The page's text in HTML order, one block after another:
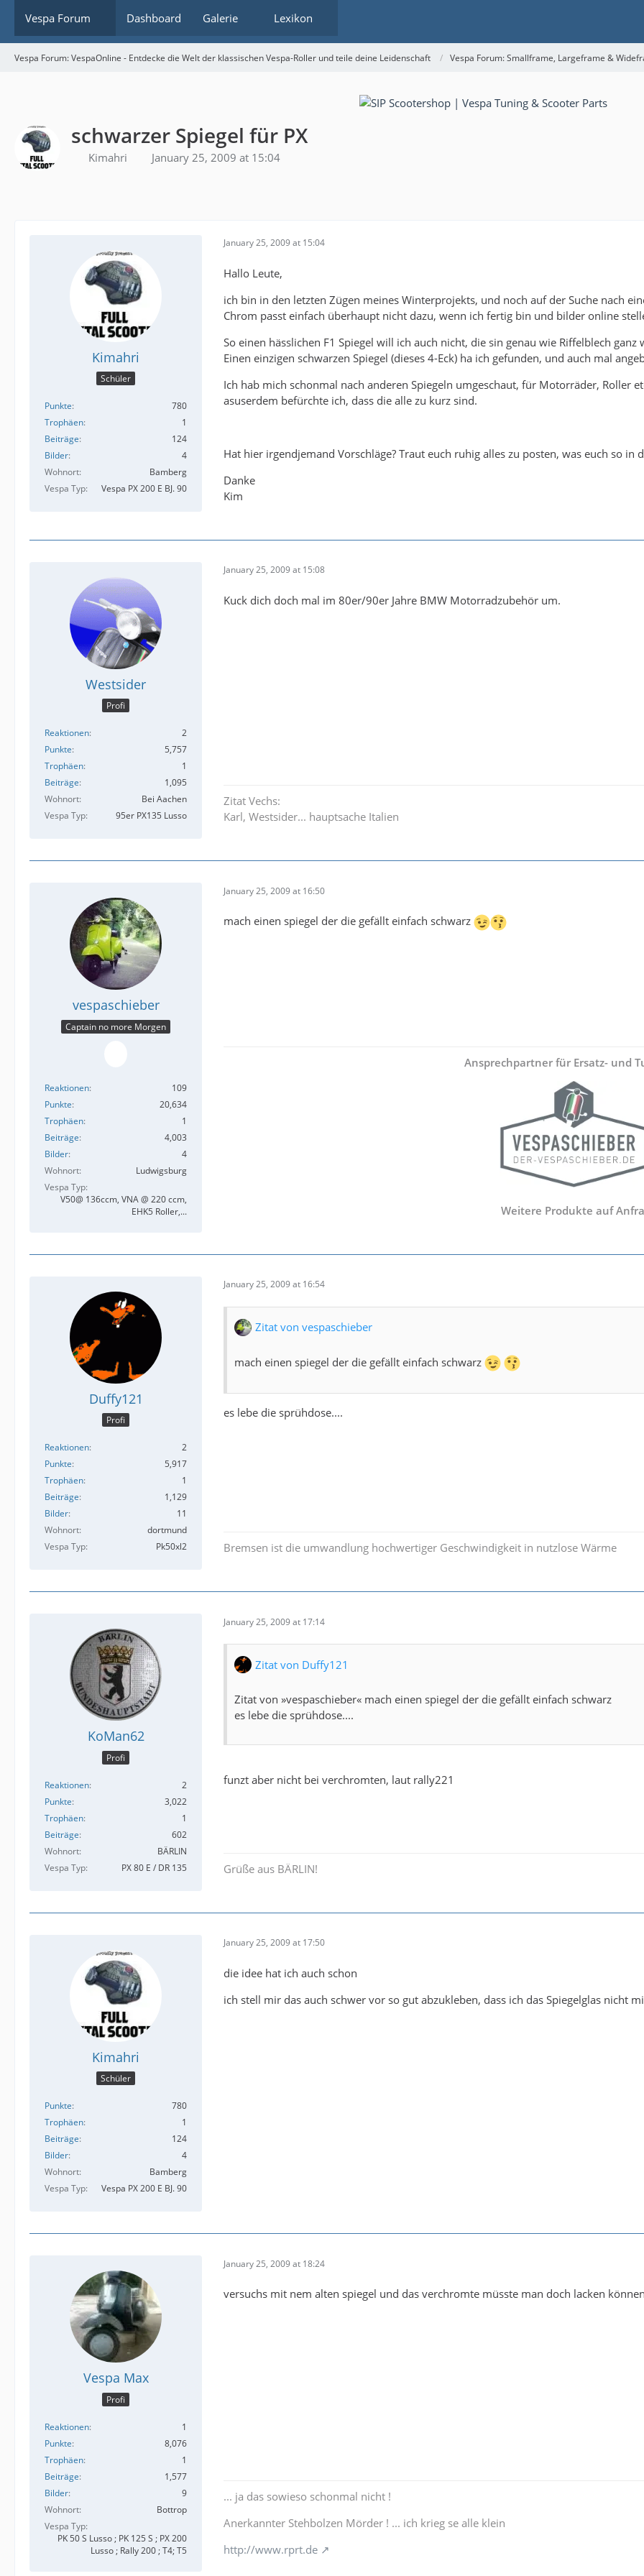
Vespa Forum Dashboard Galerie Lexikon
Vespa Forum: VespaOnline - Entdecke die Welt der klassischen Vespa-Roller und teile deine Leidenschaft Vespa Forum: Smallframe, Largeframe &
schwarzer Spiegel für PX
Kimahri January 25, 2009 at 15:04
Kimahri
Schüler
Punkte
780
Trophäen
1
Beiträge
124
Bilder
4
Wohnort
Bamberg
Vespa Typ
Vespa PX 200 E BJ. 90
January 25, 2009 at 15:04
Hallo Leute,
ich bin in den letzten Zügen meines Winterprojekts, und noch auf der Suche nach
Chrom passt einfach überhaupt nicht dazu, wenn ich fertig bin und bilder online
So einen hässlichen F1 Spiegel will ich auch nicht, die sin genau wie Riffelblech
Einen einzigen schwarzen Spiegel (dieses 4-Eck) ha ich gefunden, und auch mal
Ich hab mich schonmal nach anderen Spiegeln umgeschaut, für Motorräder, Roller
asuserdem befürchte ich, dass die alle zu kurz sind.
Hat hier irgendjemand Vorschläge? Traut euch ruhig alles zu posten, was euch so in
Danke
Kim
Westsider
Profi
Reaktionen
2
Punkte
5,757
Trophäen
1
Beiträge
1,095
Wohnort
Bei Aachen
Vespa Typ
95er PX135 Lusso
January 25, 2009 at 15:08
Kuck dich doch mal im 80er/90er Jahre BMW Motorradzubehör um.
Zitat Vechs:
Karl, Westsider... hauptsache Italien
vespaschieber
Captain no more Morgen
Reaktionen
109
Punkte
20,634
Trophäen
1
Beiträge
4,003
Bilder
4
Wohnort
Ludwigsburg
Vespa Typ
V50@ 136ccm, VNA @ 220 ccm,
EHK5 Roller,...
January 25, 2009 at 16:50
mach einen spiegel der die gefällt einfach schwarz
Ansprechpartner für Ersatz- und
Weitere Produkte auf
Duffy121
Profi
Reaktionen
2
Punkte
5,917
Trophäen
1
Beiträge
1,129
Bilder
11
Wohnort
dortmund
Vespa Typ
Pk50xl2
January 25, 2009 at 16:54
Zitat von vespaschieber
mach einen spiegel der die gefällt einfach schwarz
es lebe die sprühdose....
Bremsen ist die umwandlung hochwertiger Geschwindigkeit in nutzlose Wärme
KoMan62
Profi
Reaktionen
2
Punkte
3,022
Trophäen
1
Beiträge
602
Wohnort
BÄRLIN
Vespa Typ
PX 80 E / DR 135
January 25, 2009 at 17:14
Zitat von Duffy121
Zitat von »vespaschieber« mach einen spiegel der die gefällt einfach schwarz
es lebe die sprühdose....
funzt aber nicht bei verchromten, laut rally221
Grüße aus BÄRLIN!
Kimahri
Schüler
Punkte
780
Trophäen
1
Beiträge
124
Bilder
4
Wohnort
Bamberg
Vespa Typ
Vespa PX 200 E BJ. 90
January 25, 2009 at 17:50
die idee hat ich auch schon
ich stell mir das auch schwer vor so gut abzukleben, dass ich das Spiegelglas nicht
Vespa Max
Profi
Reaktionen
1
Punkte
8,076
Trophäen
1
Beiträge
1,577
Bilder
9
Wohnort
Bottrop
Vespa Typ
PK 50 S Lusso ; PK 125 S ; PX 200
Lusso ; Rally 200 ; T4; T5
January 25, 2009 at 18:24
versuchs mit nem alten spiegel und das verchromte müsste man doch lacken
... ja das sowieso schonmal nicht !
Anerkannter Stehbolzen Mörder ! ... ich krieg se alle klein
http://www.rprt.de